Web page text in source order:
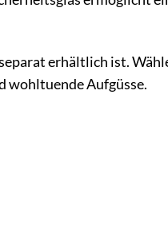
erhältlich ist.
wohltuende Aufgüsse.